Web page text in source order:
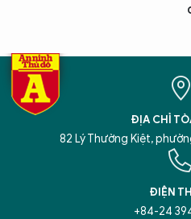
ĐỊA CHỈ
82 Lý Thường Kiệt,
ĐIỆN
+84-24